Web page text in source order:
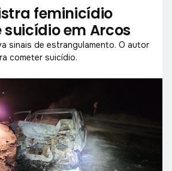
feminicídio
em Arcos
sinais de estrangulamento. O autor
cometer suicídio.